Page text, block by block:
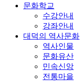
문화학교
수강안내
강좌안내
대덕의 역사문화
역사인물
문화유산
민속신앙
전통마을